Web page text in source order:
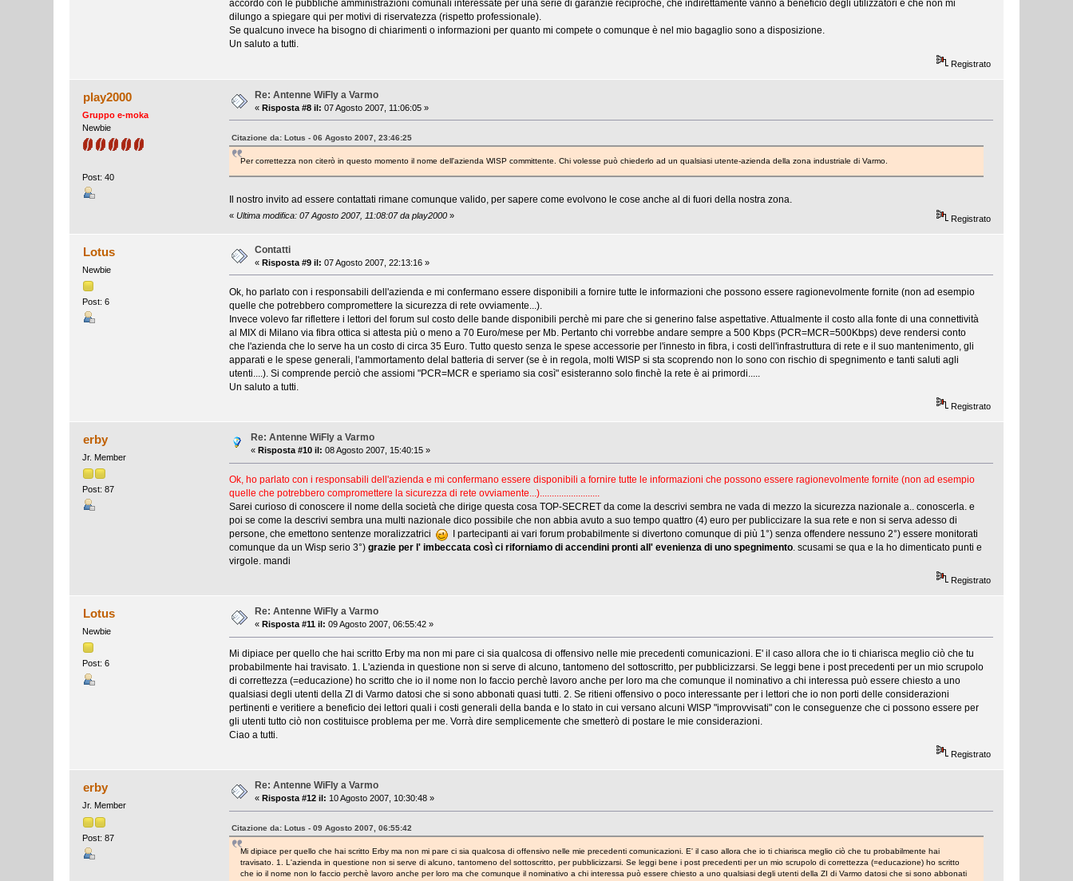
accordo con le pubbliche amministrazioni comunali interessate per una serie di garanzie reciproche, che indirettamente vanno a beneficio degli utilizzatori e che non mi
dilungo a spiegare qui per motivi di riservatezza (rispetto professionale).
Se qualcuno invece ha bisogno di chiarimenti o informazioni per quanto mi compete o comunque è nel mio bagaglio sono a disposizione.
Un saluto a tutti.
Registrato
play2000
Gruppo e-moka
Newbie
Post: 40
Re: Antenne WiFly a Varmo
«Risposta #8 il: 07 Agosto 2007, 11:06:05 »
Citazione da: Lotus - 06 Agosto 2007, 23:46:25
Per correttezza non citerò in questo momento il nome dell'azienda WISP committente. Chi volesse può chiederlo ad un qualsiasi utente-azienda della zona industriale di Varmo.
Il nostro invito ad essere contattati rimane comunque valido, per sapere come evolvono le cose anche al di fuori della nostra zona.
« Ultima modifica: 07 Agosto 2007, 11:08:07 da play2000» Registrato
Lotus
Newbie
Post: 6
Contatti
«Risposta #9 il: 07 Agosto 2007, 22:13:16 »
Ok, ho parlato con i responsabili dell'azienda e mi confermano essere disponibili a fornire tutte le informazioni che possono essere ragionevolmente fornite (non ad esempio
quelle che potrebbero compromettere la sicurezza di rete ovviamente...).
Invece volevo far riflettere i lettori del forum sul costo delle bande disponibili perchè mi pare che si generino false aspettative. Attualmente il costo alla fonte di una connettività
al MIX di Milano via fibra ottica si attesta più o meno a 70 Euro/mese per Mb. Pertanto chi vorrebbe andare sempre a 500 Kbps (PCR=MCR=500Kbps) deve rendersi conto
che l'azienda che lo serve ha un costo di circa 35 Euro. Tutto questo senza le spese accessorie per l'innesto in fibra, i costi dell'infrastruttura di rete e il suo mantenimento, gli
apparati e le spese generali, l'ammortamento delal batteria di server (se è in regola, molti WISP si sta scoprendo non lo sono con rischio di spegnimento e tanti saluti agli
utenti....). Si comprende perciò che assiomi "PCR=MCR e speriamo sia così" esisteranno solo finchè la rete è ai primordi.....
Un saluto a tutti.
Registrato
erby
Jr. Member
Post: 87
Re: Antenne WiFly a Varmo
«Risposta #10 il: 08 Agosto 2007, 15:40:15 »
Ok, ho parlato con i responsabili dell'azienda e mi confermano essere disponibili a fornire tutte le informazioni che possono essere ragionevolmente fornite (non ad esempio
quelle che potrebbero compromettere la sicurezza di rete ovviamente...).........................
Sarei curioso di conoscere il nome della società che dirige questa cosa TOP-SECRET da come la descrivi sembra ne vada di mezzo la sicurezza nazionale a.. conoscerla. e
poi se come la descrivi sembra una multi nazionale dico possibile che non abbia avuto a suo tempo quattro (4) euro per publiccizare la sua rete e non si serva adesso di
persone, che emettono sentenze moralizzatrici
I partecipanti ai vari forum probabilmente si divertono comunque di più 1°) senza offendere nessuno 2°) essere monitorati
comunque da un Wisp serio 3°) grazie per l' imbeccata così ci riforniamo di accendini pronti all' evenienza di uno spegnimento. scusami se qua e la ho dimenticato punti e
virgole. mandi
Registrato
Lotus
Newbie
Post: 6
Re: Antenne WiFly a Varmo
« Risposta #11 il: 09 Agosto 2007, 06:55:42 »
Mi dipiace per quello che hai scritto Erby ma non mi pare ci sia qualcosa di offensivo nelle mie precedenti comunicazioni. E' il caso allora che io ti chiarisca meglio ciò che tu
probabilmente hai travisato. 1. L'azienda in questione non si serve di alcuno, tantomeno del sottoscritto, per pubblicizzarsi. Se leggi bene i post precedenti per un mio scrupolo
di correttezza (=educazione) ho scritto che io il nome non lo faccio perchè lavoro anche per loro ma che comunque il nominativo a chi interessa può essere chiesto a uno
qualsiasi degli utenti della ZI di Varmo datosi che si sono abbonati quasi tutti. 2. Se ritieni offensivo o poco interessante per i lettori che io non porti delle considerazioni
pertinenti e veritiere a beneficio dei lettori quali i costi generali della banda e lo stato in cui versano alcuni WISP "improvvisati" con le conseguenze che ci possono essere per
gli utenti tutto ciò non costituisce problema per me. Vorrà dire semplicemente che smetterò di postare le mie considerazioni.
Ciao a tutti.
Registrato
erby
Jr. Member
Post: 87
Re: Antenne WiFly a Varmo
« Risposta #12 il: 10 Agosto 2007, 10:30:48 »
Citazione da: Lotus - 09 Agosto 2007, 06:55:42
Mi dipiace per quello che hai scritto Erby ma non mi pare ci sia qualcosa di offensivo nelle mie precedenti comunicazioni. E' il caso allora che io ti chiarisca meglio ciò che tu probabilmente hai
travisato. 1. L'azienda in questione non si serve di alcuno, tantomeno del sottoscritto, per pubblicizzarsi. Se leggi bene i post precedenti per un mio scrupolo di correttezza (=educazione) ho scritto
che io il nome non lo faccio perchè lavoro anche per loro ma che comunque il nominativo a chi interessa può essere chiesto a uno qualsiasi degli utenti della ZI di Varmo datosi che si sono abbonati